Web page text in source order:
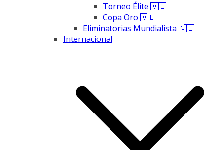
Torneo Élite 🇻🇪
Copa Oro 🇻🇪
Eliminatorias Mundialista 🇻🇪
Internacional